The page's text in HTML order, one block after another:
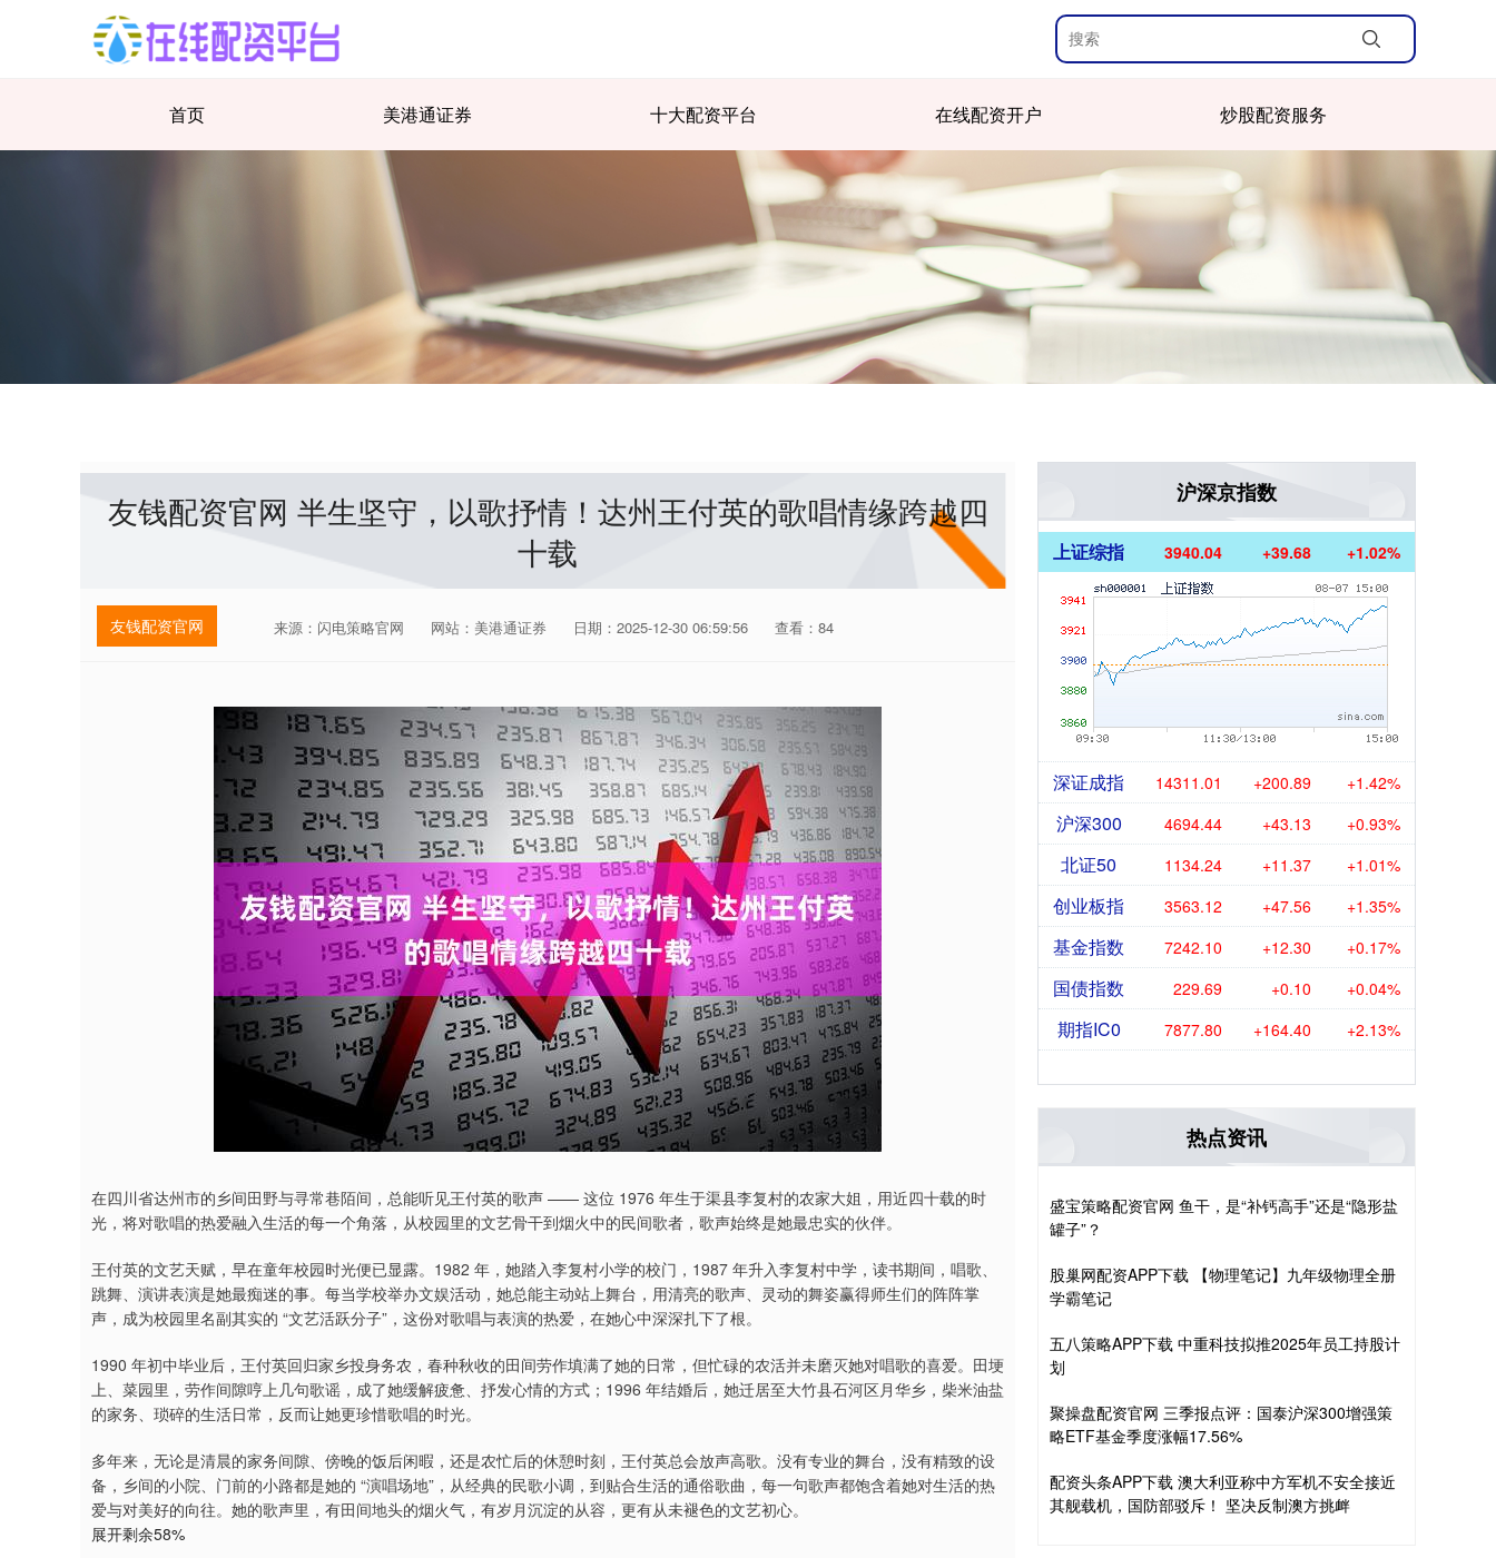
首页 美港通证券 十大配资平台 在线配资开户 炒股配资服务
友钱配资官网 半生坚守，以歌抒情！达州王付英的歌唱情缘跨越四
十载
友钱配资官网 来源：闪电策略官网 网站：美港通证券 日期：2025-12-30 06:59:56 查看：84
在四川省达州市的乡间田野与寻常巷陌间，总能听见王付英的歌声 —— 这位 1976 年生于渠县李复村的农家大姐，用近四十载的时
光，将对歌唱的热爱融入生活的每一个角落，从校园里的文艺骨干到烟火中的民间歌者，歌声始终是她最忠实的伙伴。
王付英的文艺天赋，早在童年校园时光便已显露。1982 年，她踏入李复村小学的校门，1987 年升入李复村中学，读书期间，唱歌、
跳舞、演讲表演是她最痴迷的事。每当学校举办文娱活动，她总能主动站上舞台，用清亮的歌声、灵动的舞姿赢得师生们的阵阵掌
声，成为校园里名副其实的 “文艺活跃分子”，这份对歌唱与表演的热爱，在她心中深深扎下了根。
1990 年初中毕业后，王付英回归家乡投身务农，春种秋收的田间劳作填满了她的日常，但忙碌的农活并未磨灭她对唱歌的喜爱。田埂
上、菜园里，劳作间隙哼上几句歌谣，成了她缓解疲惫、抒发心情的方式；1996 年结婚后，她迁居至大竹县石河区月华乡，柴米油盐
的家务、琐碎的生活日常，反而让她更珍惜歌唱的时光。
多年来，无论是清晨的家务间隙、傍晚的饭后闲暇，还是农忙后的休憩时刻，王付英总会放声高歌。没有专业的舞台，没有精致的设
备，乡间的小院、门前的小路都是她的 “演唱场地”，从经典的民歌小调，到贴合生活的通俗歌曲，每一句歌声都饱含着她对生活的热
爱与对美好的向往。她的歌声里，有田间地头的烟火气，有岁月沉淀的从容，更有从未褪色的文艺初心。
展开剩余58%
沪深京指数
上证综指 3940.04 +39.68 +1.02%
深证成指 14311.01 +200.89 +1.42%
沪深300 4694.44 +43.13 +0.93%
北证50 1134.24 +11.37 +1.01%
创业板指 3563.12 +47.56 +1.35%
基金指数 7242.10 +12.30 +0.17%
国债指数 229.69 +0.10 +0.04%
期指IC0 7877.80 +164.40 +2.13%
热点资讯
盛宝策略配资官网 鱼干，是“补钙高手”还是“隐形盐
罐子”？
股巢网配资APP下载 【物理笔记】九年级物理全册
学霸笔记
五八策略APP下载 中重科技拟推2025年员工持股计
划
聚操盘配资官网 三季报点评：国泰沪深300增强策
略ETF基金季度涨幅17.56%
配资头条APP下载 澳大利亚称中方军机不安全接近
其舰载机，国防部驳斥！ 坚决反制澳方挑衅